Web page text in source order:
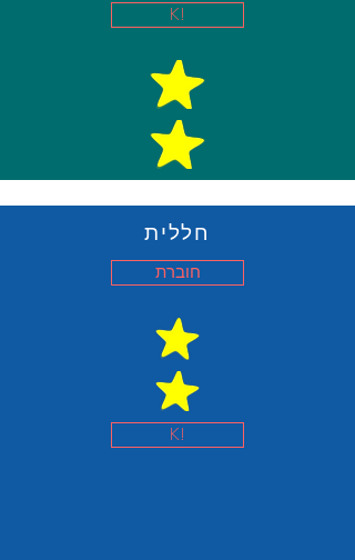
K!
חללית
חוברת
K!